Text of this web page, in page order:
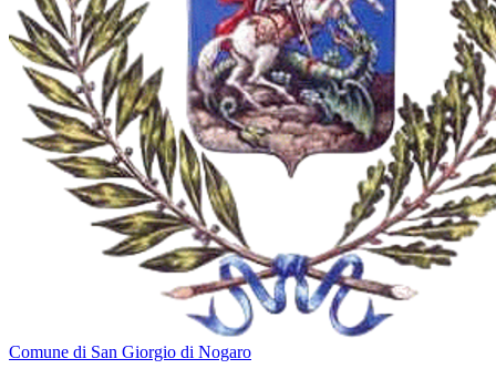
Comune di San Giorgio di Nogaro